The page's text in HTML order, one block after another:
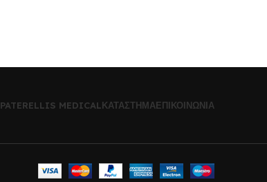
PATERELLIS MEDICALΚΑΤΆΣΤΗΜΑΕΠΙΚΟΙΝΩΝΊΑ